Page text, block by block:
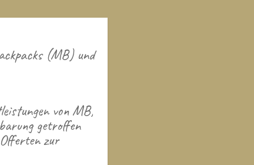
(MB) und
von MB,
getroffen
zur